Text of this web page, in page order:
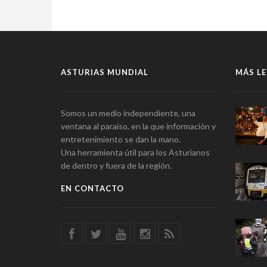
ASTURIAS MUNDIAL
Somos un medio independiente, una
ventana al paraíso, en la que información y
entretenimiento se dan la mano.
Una herramienta útil para los Asturianos
de dentro y fuera de la región.
EN CONTACTO
MÁS